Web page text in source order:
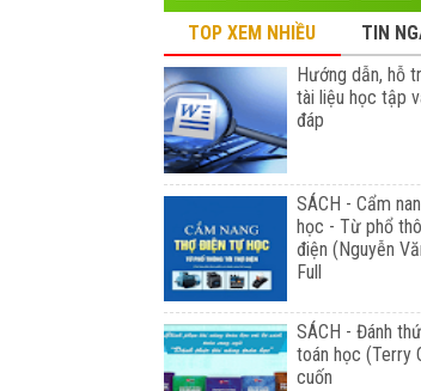
TOP XEM NHIỀU
TIN
Hướng dẫn, hỗ
tài liệu học tập
đáp
SÁCH - Cẩm
học - Từ phổ
điện (Nguyễn
Full
SÁCH - Đánh
toán học (Terry
cuốn